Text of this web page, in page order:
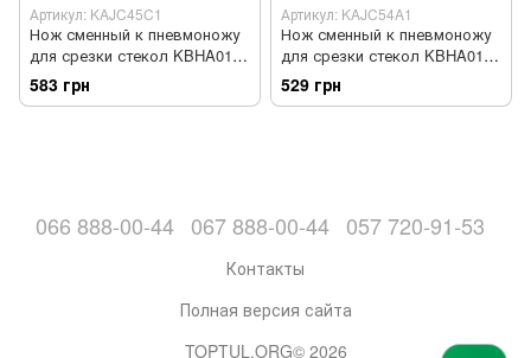
Артикул: KAJC45C1
Нож сменный к пневмоножу
для срезки стекол KBHA0120
TOPTUL KAJC45C1
583 грн
Артикул: KAJC54A1
Нож сменный к пневмоножу
для срезки стекол KBHA0120
TOPTUL KAJC54A1
529 грн
066 888-00-44 067 888-00-44 057 720-91-53
Контакты
Полная версия сайта
TOPTUL.ORG© 2026